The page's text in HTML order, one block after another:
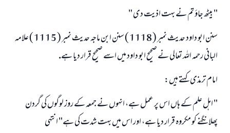
" بيٹھ جاؤ تم نے بہت اذيت دى "
سنن ابو داود حديث نمبر ( 1118 ) سنن ابن ماجہ حديث نمبر ( 1115 ) علامہ
البانى رحمہ اللہ تعالى نے صحيح ابو داود ميں اسے صحيح قرار ديا ہے.
امام ترمذى كہتے ہيں:
" اہل علم كے ہاں اس پر عمل ہے، انہوں نے جمعہ كے روز لوگوں كى گردن
پھلانگنے كو مكروہ قرار ديا ہے، اور اس ميں بہت شدت كى ہے" انتہى
جواب نمبر 110845 نے نکاح ٹوٹنے سے بچایا۔
امت مسلمہ کے واسطے جوابات پیش کرنے کے لیے ہماری مدد کریں
رسول اللہ صلی اللہ علیہ و سلم کا فرمان ہے:
نیکی کی رہنمائی کرنے والے کو بھی نیکی کرنے والے کے برابر اجر ملتا ہے۔
(مسلم : 1893)